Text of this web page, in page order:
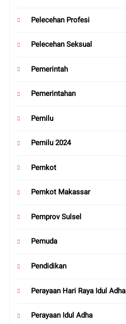
Pelecehan Profesi
Pelecehan Seksual
Pemerintah
Pemerintahan
Pemilu
Pemilu 2024
Pemkot
Pemkot Makassar
Pemprov Sulsel
Pemuda
Pendidikan
Perayaan Hari Raya Idul Adha
Perayaan Idul Adha